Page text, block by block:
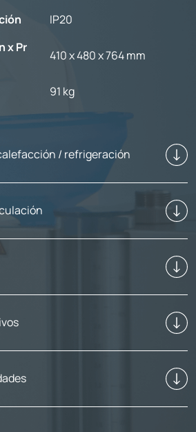
IP20
x Pr
410 x 480 x 764 mm
91 kg
/ refrigeración